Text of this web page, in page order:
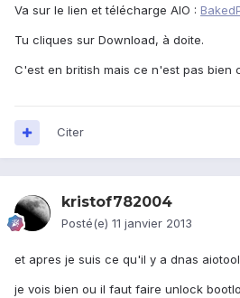
Va sur le lien et télécharge AIO :
Tu cliques sur Download, à doite.
C'est en british mais ce n'est pas bien
Citer
kristof782004
Posté(e) 11 janvier 2013
et apres je suis ce qu'il y a dnas
je vois bien ou il faut faire unlock